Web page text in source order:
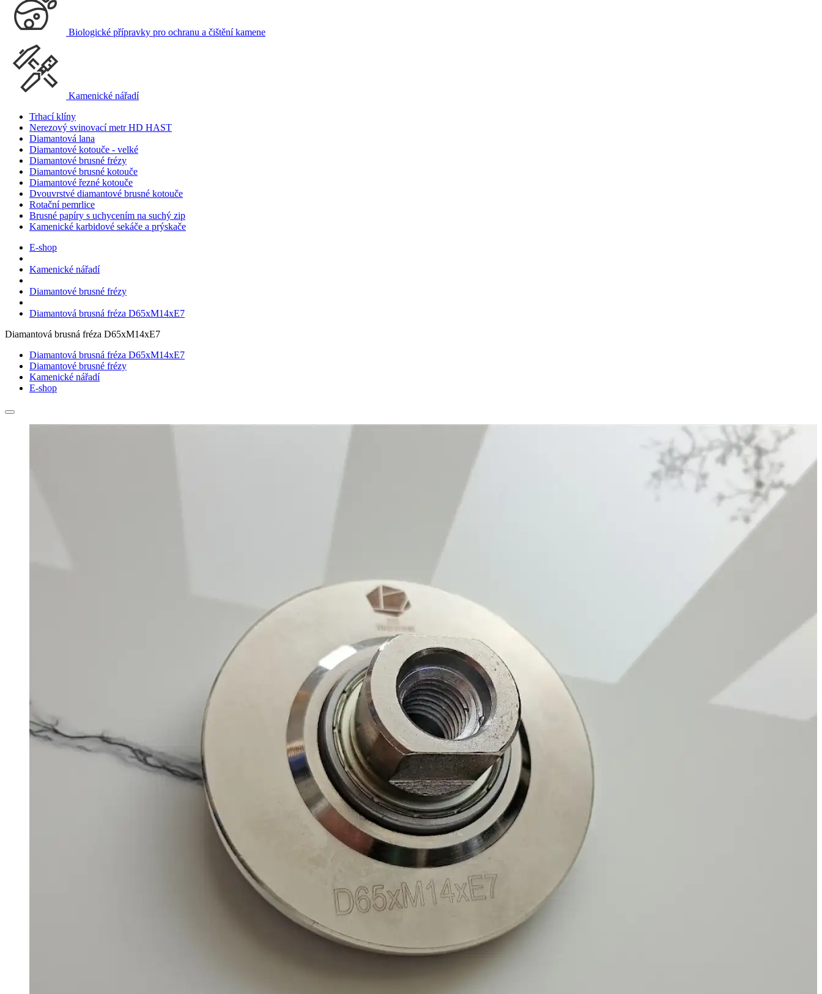
Biologické přípravky pro ochranu a čištění kamene
Kamenické nářadí
Trhací klíny
Nerezový svinovací metr HD HAST
Diamantová lana
Diamantové kotouče - velké
Diamantové brusné frézy
Diamantové brusné kotouče
Diamantové řezné kotouče
Dvouvrstvé diamantové brusné kotouče
Rotační pemrlice
Brusné papíry s uchycením na suchý zip
Kamenické karbidové sekáče a prýskače
E-shop
Kamenické nářadí
Diamantové brusné frézy
Diamantová brusná fréza D65xM14xE7
Diamantová brusná fréza D65xM14xE7
Diamantová brusná fréza D65xM14xE7
Diamantové brusné frézy
Kamenické nářadí
E-shop